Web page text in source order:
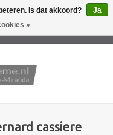
cassiere
Is dat akkoord?
Ja
»